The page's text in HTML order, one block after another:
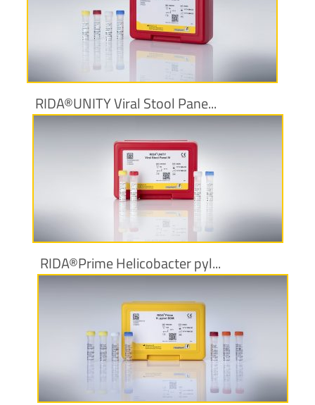
Produktinformationen
RIDA®UNITY Viral Stool Pane...
Produktinformationen
RIDA®Prime Helicobacter pyl...
Produktinformationen